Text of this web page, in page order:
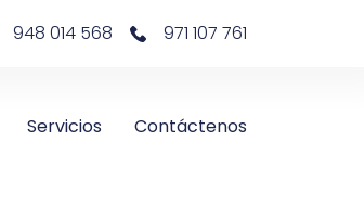
948 014 568 971 107 761
Servicios Contáctenos